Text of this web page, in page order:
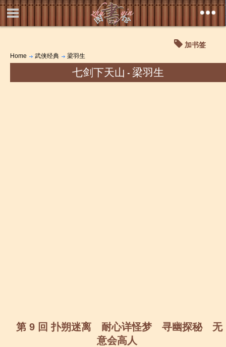
加书签
Home 武侠经典 梁羽生
七剑下天山 - 梁羽生
第 9 回 扑朔迷离 耐心详怪梦 寻幽探秘 无
意会高人